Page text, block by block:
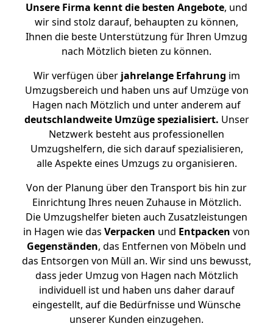
Unsere Firma kennt die besten Angebote, und
wir sind stolz darauf, behaupten zu können,
Ihnen die beste Unterstützung für Ihren Umzug
nach Mötzlich bieten zu können.
Wir verfügen überjahrelange Erfahrung im
Umzugsbereich und haben uns auf Umzüge von
Hagen nach Mötzlich und unter anderem auf
deutschlandweite Umzüge spezialisiert. Unser
Netzwerk besteht aus professionellen
Umzugshelfern, die sich darauf spezialisieren,
alle Aspekte eines Umzugs zu organisieren.
Von der Planung über den Transport bis hin zur
Einrichtung Ihres neuen Zuhause in Mötzlich.
Die Umzugshelfer bieten auch Zusatzleistungen
in Hagen wie das Verpacken und Entpacken von
Gegenständen, das Entfernen von Möbeln und
das Entsorgen von Müll an. Wir sind uns bewusst,
dass jeder Umzug von Hagen nach Mötzlich
individuell ist und haben uns daher darauf
eingestellt, auf die Bedürfnisse und Wünsche
unserer Kunden einzugehen.